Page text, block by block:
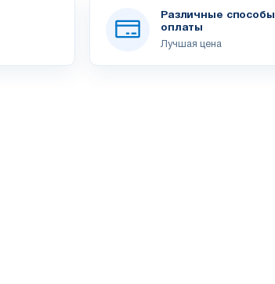
Различные способы
оплаты
Лучшая цена